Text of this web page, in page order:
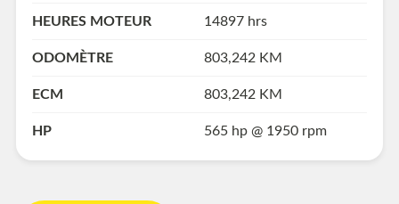
HEURES MOTEUR 14897 hrs
ODOMÈTRE 803,242 KM
ECM 803,242 KM
HP 565 hp @ 1950 rpm